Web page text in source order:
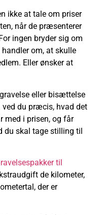
ikke at tale om priser
når de præsenterer
ingen bryder sig om
om, at skulle
Eller ønsker at
eller bisættelse
du præcis, hvad det
med i prisen, og får
du skal tage stilling til
til
de kilometer,
der er